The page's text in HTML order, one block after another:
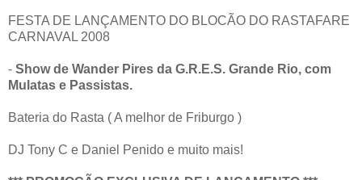
FESTA DE LANÇAMENTO DO BLOCÃO DO RASTAFARE
CARNAVAL 2008
- Show de Wander Pires da G.R.E.S. Grande Rio, com
Mulatas e Passistas.
Bateria do Rasta ( A melhor de Friburgo )
DJ Tony C e Daniel Penido e muito mais!